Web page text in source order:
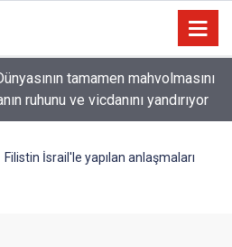
sürünmeyecek şekilde yukarıda tut
Filistin İsrail'le yapılan anlaşmaları